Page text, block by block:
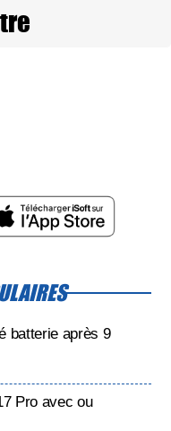
batterie après 9
Pro avec ou